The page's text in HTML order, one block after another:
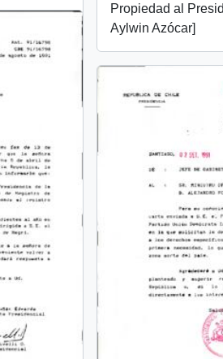
Propiedad al
Aylwin Azócar]